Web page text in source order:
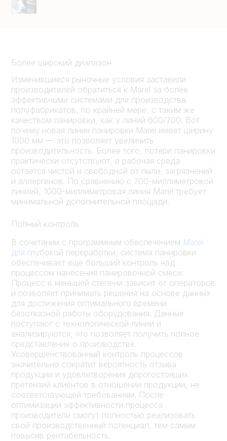
Более широкий диапазон
Изменившиеся рыночные условия заставили
производителей обратиться к Marel за более
эффективными системами для производства
полуфабрикатов, по крайней мере, с таким же
качеством панировки, как у линий 600/700. Вот
почему новая линия панировки Marel имеет ширину
1000 мм — это позволяет увеличить
производительность. Более того, потери панировки
практически отсутствуют, а рабочая среда
остается чистой и свободной от пыли, загрязнений
и аллергенов. По сравнению с 700-миллиметровой
линией, 1000-миллиметровая линия Marel требует
минимальной дополнительной площади.
Полный контроль
В сочетании с программным обеспечением Marel
для глубокой переработки, система панировки
обеспечивает еще больший контроль над
процессом нанесения панировочной смеси.
Процесс в меньшей степени зависит от операторов
и позволяет принимать решения на основе данных
для достижения оптимального времени
безотказной работы оборудования. Данные
поступают с технологической линии и
анализируются, что позволяет получить полное
представление о производстве.
Усовершенствованный контроль процессов
значительно сократит вероятность отзыва
продукции и удовлетворения дорогостоящих
претензий клиентов в отношении продукции, не
соответствующей требованиям. После
оптимизации эффективности процесса
производители смогут полностью реализовать
свой производственный потенциал, тем самым
повысив рентабельность.